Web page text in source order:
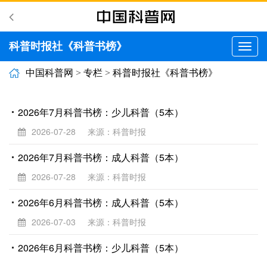
科普时报社《科普书榜》
切
换
中国科普网 > 专栏 > 科普时报社《科普书榜》
2026年7月科普书榜：少儿科普（5本）
2026-07-28 来源：科普时报
2026年7月科普书榜：成人科普（5本）
2026-07-28 来源：科普时报
2026年6月科普书榜：成人科普（5本）
2026-07-03 来源：科普时报
2026年6月科普书榜：少儿科普（5本）